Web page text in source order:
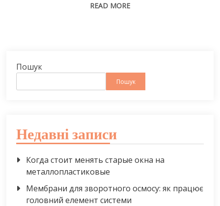
READ MORE
Пошук
Пошук
Недавні записи
Когда стоит менять старые окна на
металлопластиковые
Мембрани для зворотного осмосу: як працює
головний елемент системи